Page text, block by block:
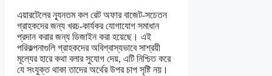
এয়ারটেলের ন্যূনতম কল রেট অফার বাজেট-সচেতন
গ্রাহকদের জন্য খরচ-কার্যকর যোগাযোগ সমাধান
প্রদান করার জন্য ডিজাইন করা হয়েছে। এই
পরিকল্পনাগুলি গ্রাহকদের অবিশ্বাস্যভাবে সাশ্রয়ী
মূল্যের হারে কথা বলার সুযোগ দেয়, এটি নিশ্চিত করে
যে সংযুক্ত থাকা তাদের অর্থের উপর চাপ সৃষ্টি নয়।